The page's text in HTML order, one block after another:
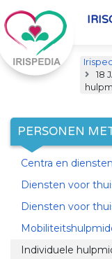
18
PERSONEN
Centra en
Diensten voor
Diensten voor
Individuele